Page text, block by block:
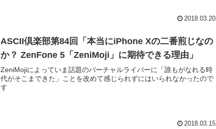
2018.03.20
ASCII倶楽部第84回「本当にiPhone Xの二番煎じなの
か？ ZenFone 5「ZeniMoji」に期待できる理由」
ZeniMojiによっていま話題のバーチャルライバーに「誰もがなれる時
代がそこまできた」ことを改めて感じられずにはいられなかったので
す
2018.03.15